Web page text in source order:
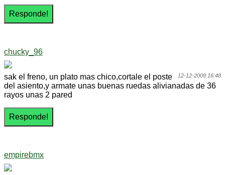
chucky_96
12-12-2009 16:48
sak el freno, un plato mas chico,cortale el poste
del asiento,y armate unas buenas ruedas alivianadas de 36
rayos unas 2 pared
empirebmx